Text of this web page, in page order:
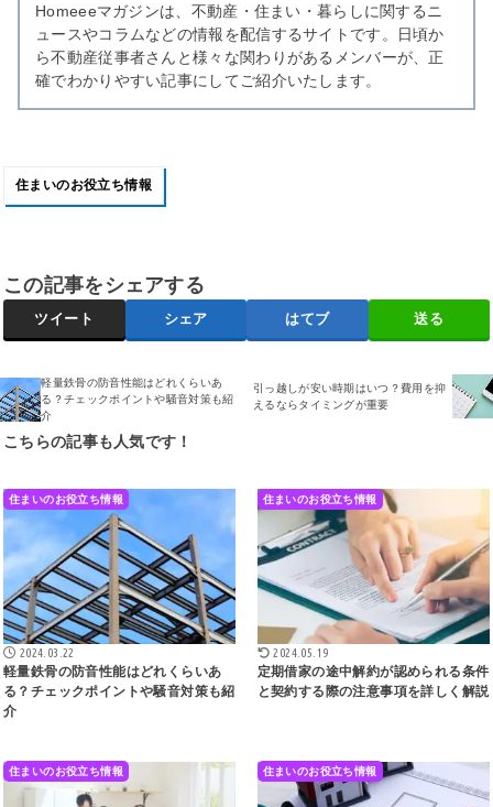
Homeeeマガジンは、不動産・住まい・暮らしに関するニ
ュースやコラムなどの情報を配信するサイトです。日頃か
ら不動産従事者さんと様々な関わりがあるメンバーが、正
確でわかりやすい記事にしてご紹介いたします。
住まいのお役立ち情報
この記事をシェアする
ツイート シェア はてブ 送る
軽量鉄骨の防音性能はどれくらいあ
る？チェックポイントや騒音対策も紹
介
引っ越しが安い時期はいつ？費用を抑
えるならタイミングが重要
こちらの記事も人気です！
住まいのお役立ち情報
2024.03.22
軽量鉄骨の防音性能はどれくらいあ
る？チェックポイントや騒音対策も紹
介
住まいのお役立ち情報
2024.05.19
定期借家の途中解約が認められる条件
と契約する際の注意事項を詳しく解説
住まいのお役立ち情報 住まいのお役立ち情報